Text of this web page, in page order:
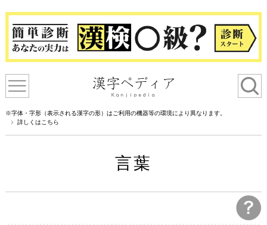
※字体・字形（表示される漢字の形）はご利用の機器等の環境により異なります。
詳しくはこちら
言葉